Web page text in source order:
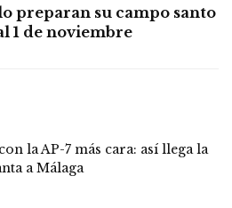
preparan su campo santo
1 de noviembre
la AP-7 más cara: así llega la
a Málaga